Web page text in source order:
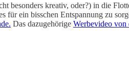
besonders kreativ, oder?) in die
für ein bisschen Entspannung zu
Das dazugehörige Werbevideo